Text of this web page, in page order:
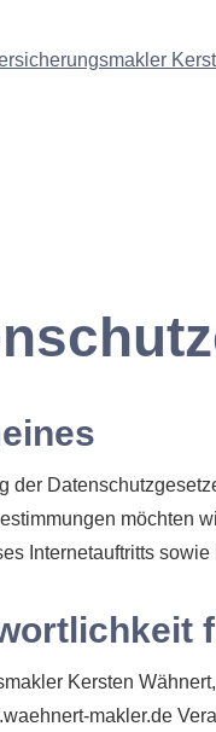
der
möchten
Internetauftritts
Kersten
makler.de